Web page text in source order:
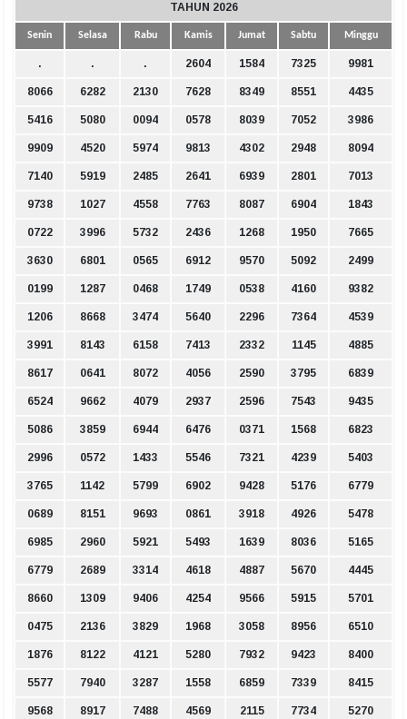
TAHUN 2026
Senin Selasa Rabu Kamis Jumat Sabtu Minggu
. . . 2604 1584 7325 9981
8066 6282 2130 7628 8349 8551 4435
5416 5080 0094 0578 8039 7052 3986
9909 4520 5974 9813 4302 2948 8094
7140 5919 2485 2641 6939 2801 7013
9738 1027 4558 7763 8087 6904 1843
0722 3996 5732 2436 1268 1950 7665
3630 6801 0565 6912 9570 5092 2499
0199 1287 0468 1749 0538 4160 9382
1206 8668 3474 5640 2296 7364 4539
3991 8143 6158 7413 2332 1145 4885
8617 0641 8072 4056 2590 3795 6839
6524 9662 4079 2937 2596 7543 9435
5086 3859 6944 6476 0371 1568 6823
2996 0572 1433 5546 7321 4239 5403
3765 1142 5799 6902 9428 5176 6779
0689 8151 9693 0861 3918 4926 5478
6985 2960 5921 5493 1639 8036 5165
6779 2689 3314 4618 4887 5670 4445
8660 1309 9406 4254 9566 5915 5701
0475 2136 3829 1968 3058 8956 6510
1876 8122 4121 5280 7932 9423 8400
5577 7940 3287 1558 6859 7339 8415
9568 8917 7488 4569 2115 7734 5270